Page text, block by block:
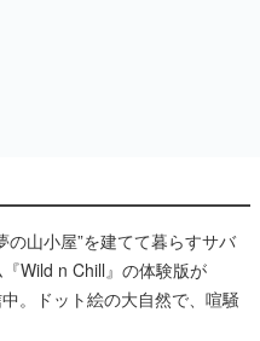
の山小屋”を建てて暮らすサバ
Wild n Chill』の体験版が
。ドット絵の大自然で、喧騒